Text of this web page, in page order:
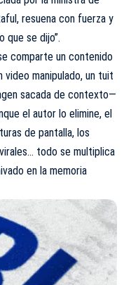
resuena con fuerza y
que se dijo”.
comparte un contenido
manipulado, un tuit
sacada de contexto—
el autor lo elimine, el
de pantalla, los
todo se multiplica
en la memoria